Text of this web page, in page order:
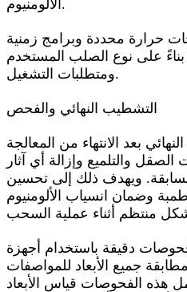
الألومنيوم.
حرارة محددة وبرامج زمنية
بناءً على نوع الصلب المستخدم
ومتطلبات التشغيل.
التشطيب النهائي والفحص
بعد الانتهاء من المعالجة
والتلميع وإزالة أي آثار
ويهدف ذلك إلى تحسين
وضمان انسياب الألومنيوم
دقيقة باستخدام أجهزة
جميع الأبعاد للمواصفات
هذه الفحوصات قياس الأبعاد